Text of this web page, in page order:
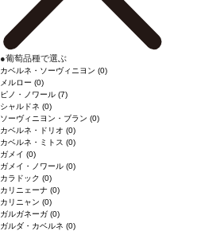
●葡萄品種で選ぶ
カベルネ・ソーヴィニヨン (0)
メルロー (0)
ピノ・ノワール (7)
シャルドネ (0)
ソーヴィニヨン・ブラン (0)
カベルネ・ドリオ (0)
カベルネ・ミトス (0)
ガメイ (0)
ガメイ・ノワール (0)
カラドック (0)
カリニェーナ (0)
カリニャン (0)
ガルガネーガ (0)
ガルダ・カベルネ (0)